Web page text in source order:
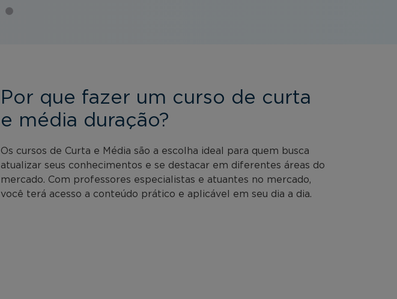
Por que fazer um curso de curta
e média duração?
Os cursos de Curta e Média são a escolha ideal para quem busca
atualizar seus conhecimentos e se destacar em diferentes áreas do
mercado. Com professores especialistas e atuantes no mercado,
você terá acesso a conteúdo prático e aplicável em seu dia a dia.